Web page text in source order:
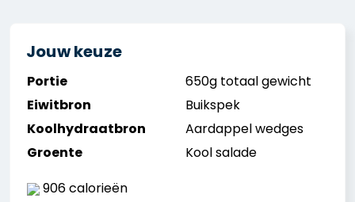
Jouw keuze
Portie
650g totaal gewicht
Eiwitbron
Buikspek
Koolhydraatbron
Aardappel wedges
Groente
Kool salade
906 calorieën